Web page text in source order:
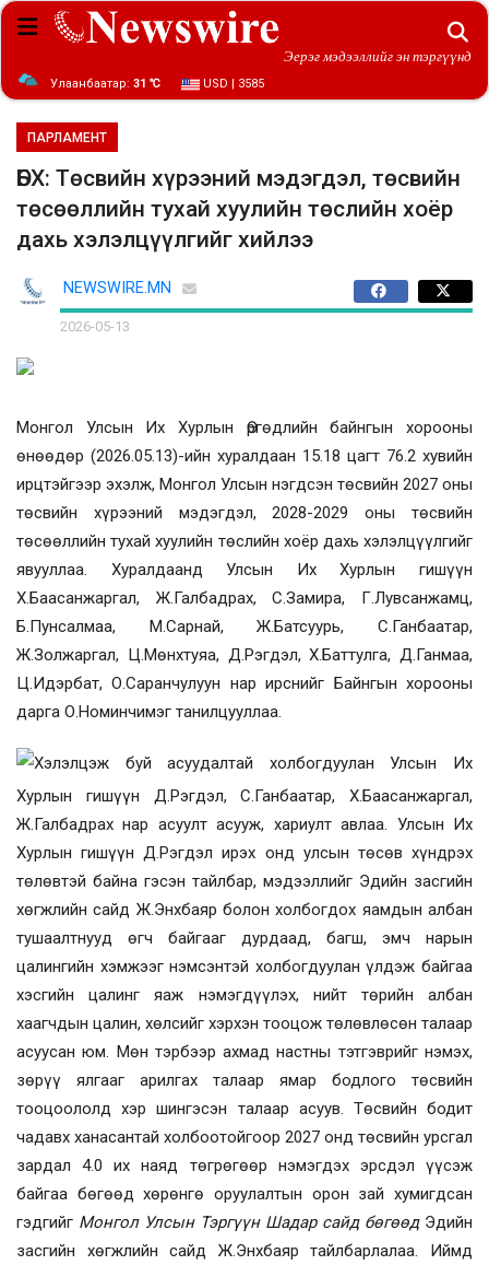
Эерэг мэдээллийг эн тэргүүнд
Улаанбаатар: 31 ℃ USD | 3585
ПАРЛАМЕНТ
ӨБХ: Төсвийн хүрээний мэдэгдэл, төсвийн
төсөөллийн тухай хуулийн төслийн хоёр
дахь хэлэлцүүлгийг хийлээ
NEWSWIRE.MN
2026-05-13
Монгол Улсын Их Хурлын Өргөдлийн байнгын хорооны
өнөөдөр (2026.05.13)-ийн хуралдаан 15.18 цагт 76.2 хувийн
ирцтэйгээр эхэлж, Монгол Улсын нэгдсэн төсвийн 2027 оны
төсвийн хүрээний мэдэгдэл, 2028-2029 оны төсвийн
төсөөллийн тухай хуулийн төслийн хоёр дахь хэлэлцүүлгийг
явууллаа. Хуралдаанд Улсын Их Хурлын гишүүн
Х.Баасанжаргал, Ж.Галбадрах, С.Замира, Г.Лувсанжамц,
Б.Пунсалмаа, М.Сарнай, Ж.Батсуурь, С.Ганбаатар,
Ж.Золжаргал, Ц.Мөнхтуяа, Д.Рэгдэл, Х.Баттулга, Д.Ганмаа,
Ц.Идэрбат, О.Саранчулуун нар ирснийг Байнгын хорооны
дарга О.Номинчимэг танилцууллаа.
Хэлэлцэж буй асуудалтай холбогдуулан Улсын Их
Хурлын гишүүн Д.Рэгдэл, С.Ганбаатар, Х.Баасанжаргал,
Ж.Галбадрах нар асуулт асууж, хариулт авлаа. Улсын Их
Хурлын гишүүнД.Рэгдэл ирэх онд улсын төсөв хүндрэх
төлөвтэй байна гэсэн тайлбар, мэдээллийг Эдийн засгийн
хөгжлийн сайд Ж.Энхбаяр болон холбогдох яамдын албан
тушаалтнууд өгч байгааг дурдаад, багш, эмч нарын
цалингийн хэмжээг нэмсэнтэй холбогдуулан үлдэж байгаа
хэсгийн цалинг яаж нэмэгдүүлэх, нийт төрийн албан
хаагчдын цалин, хөлсийг хэрхэн тооцож төлөвлөсөн талаар
асуусан юм. Мөн тэрбээрахмад настны тэтгэврийг нэмэх,
зөрүү ялгааг арилгах талаар ямар бодлого төсвийн
тооцоололд хэр шингэсэн талаар асуув. Төсвийн бодит
чадавх ханасантай холбоотойгоор 2027 онд төсвийн урсгал
зардал 4.0 их наяд төгрөгөөр нэмэгдэх эрсдэл үүсэж
байгаа бөгөөд хөрөнгө оруулалтын орон зай хумигдсан
гэдгийг Монгол Улсын Тэргүүн Шадар сайд бөгөөд Эдийн
засгийн хөгжлийн сайд Ж.Энхбаяр тайлбарлалаа. Иймд